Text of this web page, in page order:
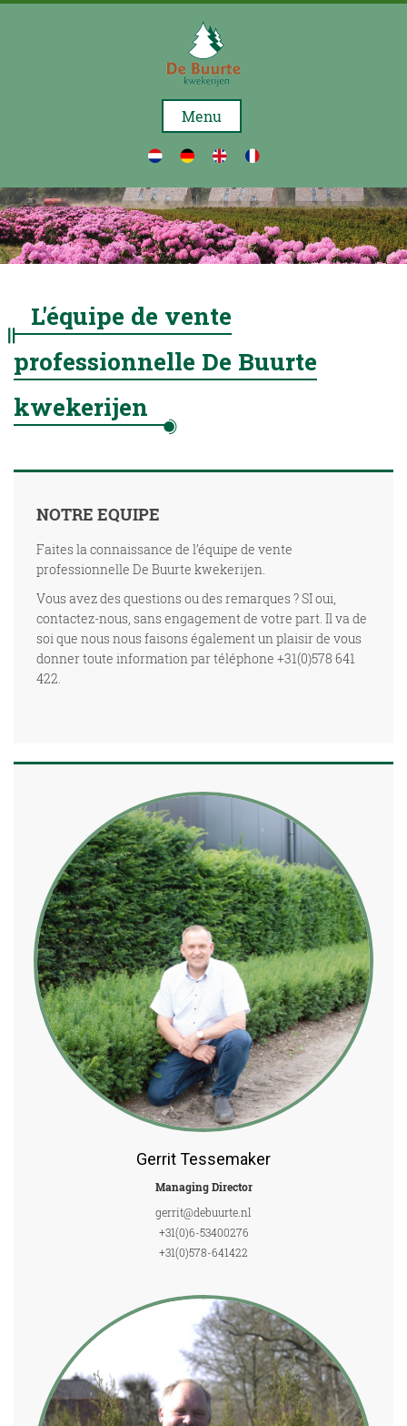
Menu
ASSORTIMENT
ACTION
NOUVELLES
NOTRE
ÉQUIPE
CONTACT
L'équipe de vente
professionnelle De Buurte
kwekerijen
NOTRE EQUIPE
Faites la connaissance de l’équipe de vente
professionnelle De Buurte kwekerijen.
Vous avez des questions ou des remarques ? SI oui,
contactez-nous, sans engagement de votre part. Il va de
soi que nous nous faisons également un plaisir de vous
donner toute information par téléphone +31(0)578 641
422.
Gerrit Tessemaker
Managing Director
gerrit@debuurte.nl
+31(0)6-53400276
+31(0)578-641422